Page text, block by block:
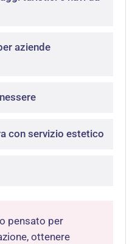
aziende
con servizio estetico
pensato per
ottenere